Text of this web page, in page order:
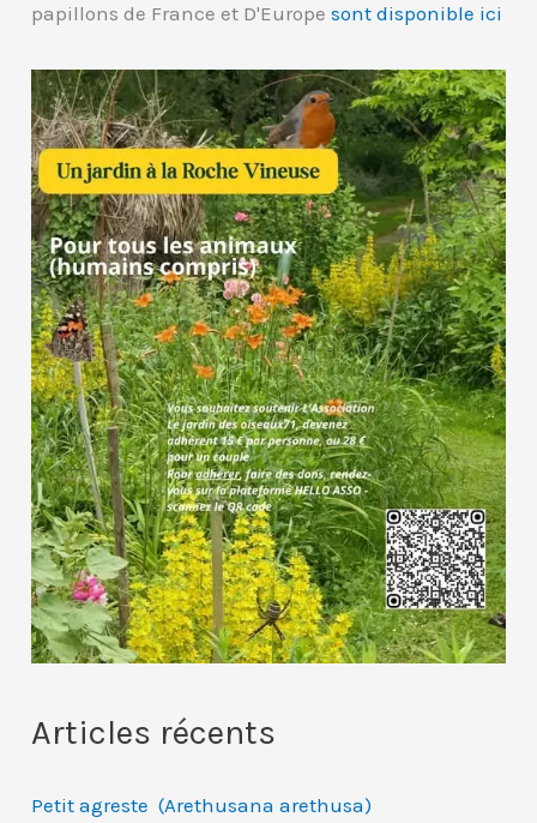
papillons de France et D'Europesont disponible ici
Articles récents
Petit agreste (Arethusana arethusa)